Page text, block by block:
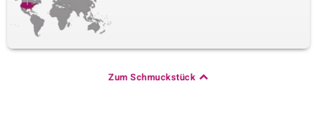
Zum Schmuckstück